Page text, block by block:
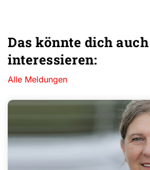
Das könnte dich auch
interessieren:
Alle Meldungen